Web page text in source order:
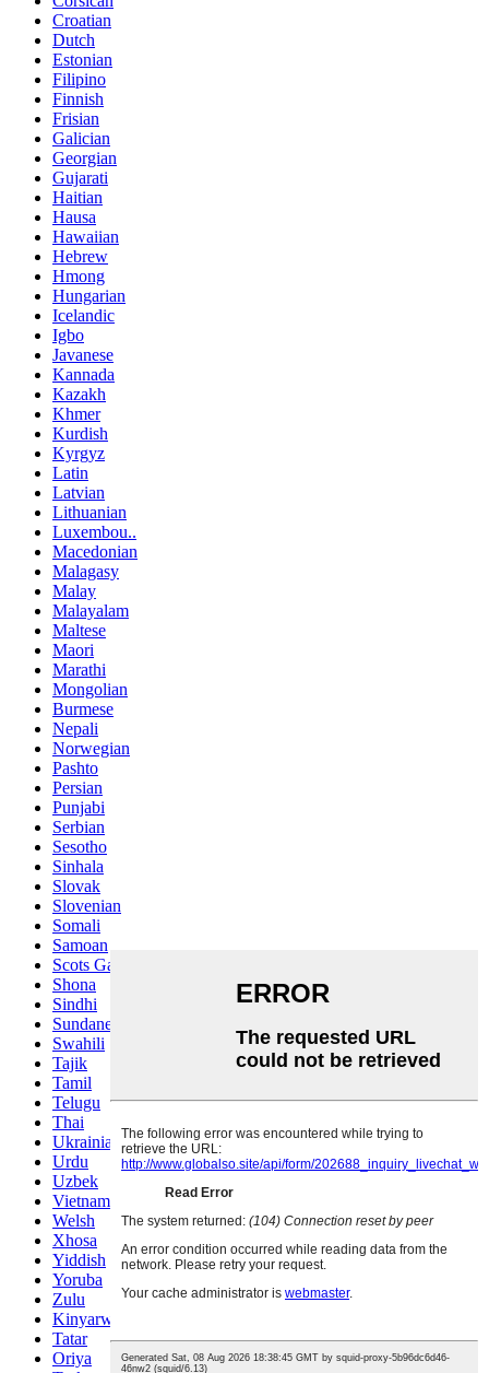
Croatian
Dutch
Estonian
Filipino
Finnish
Frisian
Galician
Georgian
Gujarati
Haitian
Hausa
Hawaiian
Hebrew
Hmong
Hungarian
Icelandic
Igbo
Javanese
Kannada
Kazakh
Khmer
Kurdish
Kyrgyz
Latin
Latvian
Lithuanian
Luxembou..
Macedonian
Malagasy
Malay
Malayalam
Maltese
Maori
Marathi
Mongolian
Burmese
Nepali
Norwegian
Pashto
Persian
Punjabi
Serbian
Sesotho
Sinhala
Slovak
Slovenian
Somali
Samoan
Scots Gaelic
Shona
Sindhi
Sundanese
Swahili
Tajik
Tamil
Telugu
Thai
Ukrainian
Urdu
Uzbek
Vietnamese
Welsh
Xhosa
Yiddish
Yoruba
Zulu
Kinyarwanda
Tatar
Oriya